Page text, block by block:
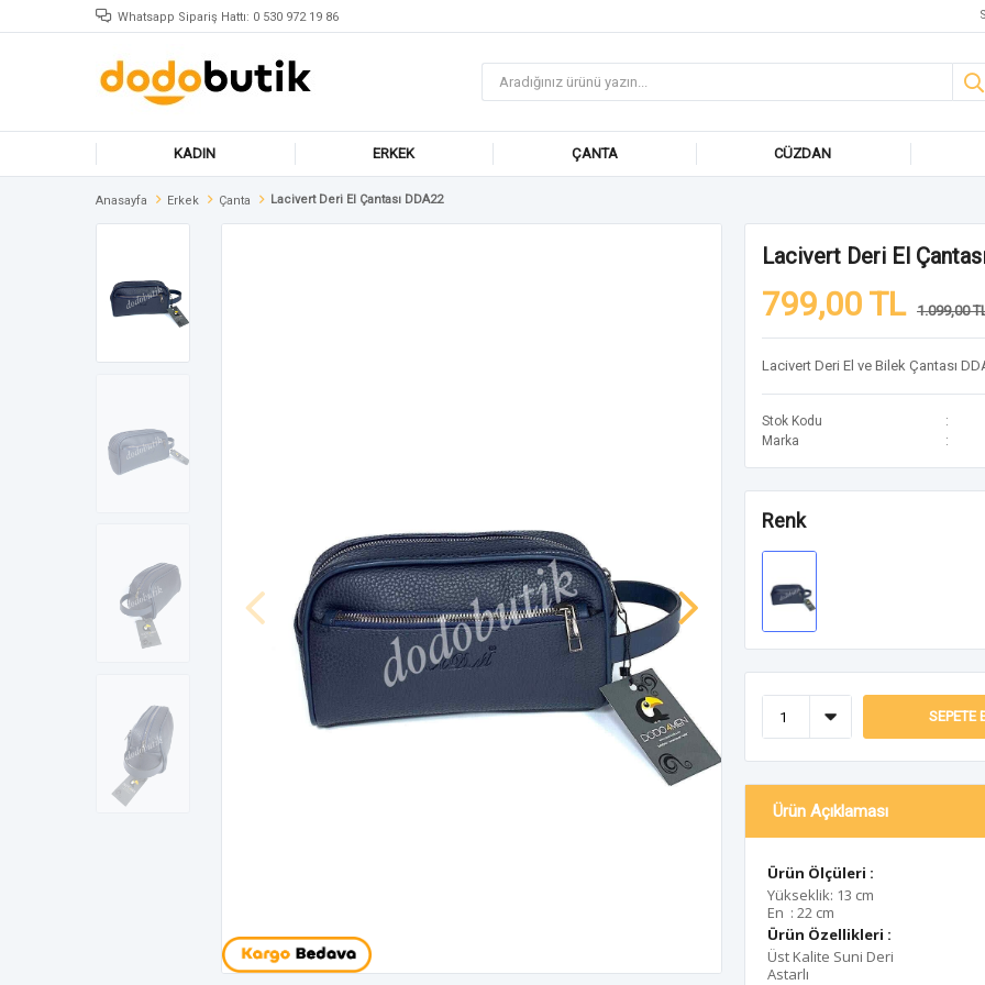
Whatsapp Sipariş Hattı: 0 530 972 19 86
KADIN ERKEK ÇANTA CÜZDAN
Anasayfa Erkek Çanta Lacivert Deri El Çantası DDA22
Lacivert Deri El
799,00 TL 1.099,00
Lacivert Deri El ve Bilek Çantası
Stok Kodu
Marka
Renk
SEPETE
Ürün Açıklaması
Ürün Ölçüleri :
Yükseklik: 13 cm
En : 22 cm
Ürün Özellikleri :
Üst Kalite Suni Deri
Astarlı